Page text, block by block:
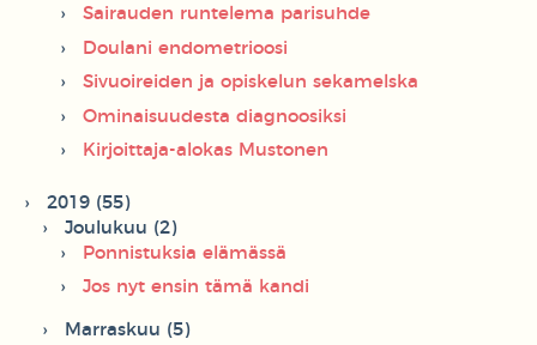
Sairauden runtelema parisuhde
Doulani endometrioosi
Sivuoireiden ja opiskelun sekamelska
Ominaisuudesta diagnoosiksi
Kirjoittaja-alokas Mustonen
2019 (55)
Joulukuu (2)
Ponnistuksia elämässä
Jos nyt ensin tämä kandi
Marraskuu (5)